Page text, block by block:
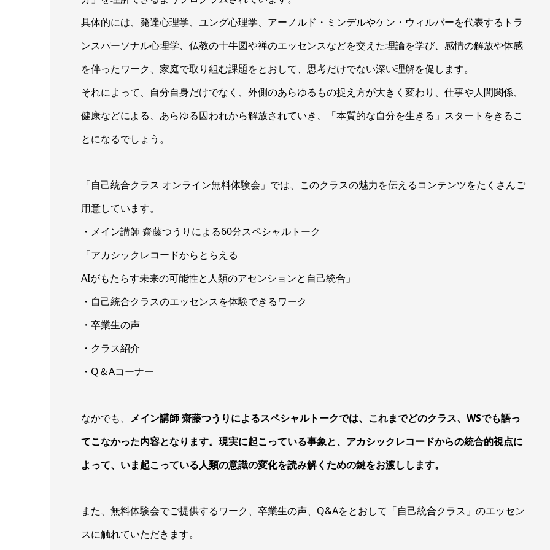
具体的には、発達心理学、ユング心理学、アーノルド・ミンデルやケン・ウィルバーを代表するトラ
ンスパーソナル心理学、仏教の十牛図や禅のエッセンスなどを交えた理論を学び、感情の解放や体感
を伴ったワーク、家庭で取り組む課題をとおして、思考だけでない深い理解を促します。
それによって、自分自身だけでなく、外側のあらゆるもの捉え方が大きく変わり、仕事や人間関係、
健康などによる、あらゆる囚われから解放されていき、「本質的な自分を生きる」スタートをきるこ
とになるでしょう。
「自己統合クラス オンライン無料体験会」では、このクラスの魅力を伝えるコンテンツをたくさんご
用意しています。
・メイン講師 齋藤つうりによる60分スペシャルトーク
「アカシックレコードからとらえる
AIがもたらす未来の可能性と人類のアセンションと自己統合」
・自己統合クラスのエッセンスを体験できるワーク
・卒業生の声
・クラス紹介
・Q＆Aコーナー
なかでも、 メイン講師 齋藤つうりによるスペシャルトークでは、これまでどのクラス、WSでも語っ
てこなかった内容となります。現実に起こっている事象と、アカシックレコードからの統合的視点に
よって、いま起こっている人類の意識の変化を読み解くための鍵をお渡しします。
また、無料体験会でご提供するワーク、卒業生の声、Q&Aをとおして「自己統合クラス」のエッセン
スに触れていただきます。